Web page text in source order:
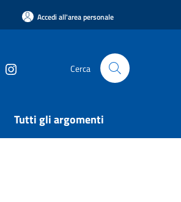
Accedi all'area personale
Cerca
Tutti gli argomenti